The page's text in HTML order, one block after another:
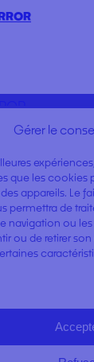
Gérer le
que les cookies
appareils. Le
permettra de
ou les
ou de retirer
KIT